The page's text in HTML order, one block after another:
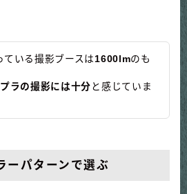
ている撮影ブースは1600lmのも
ラの撮影には十分と感じていま
ーパターンで選ぶ